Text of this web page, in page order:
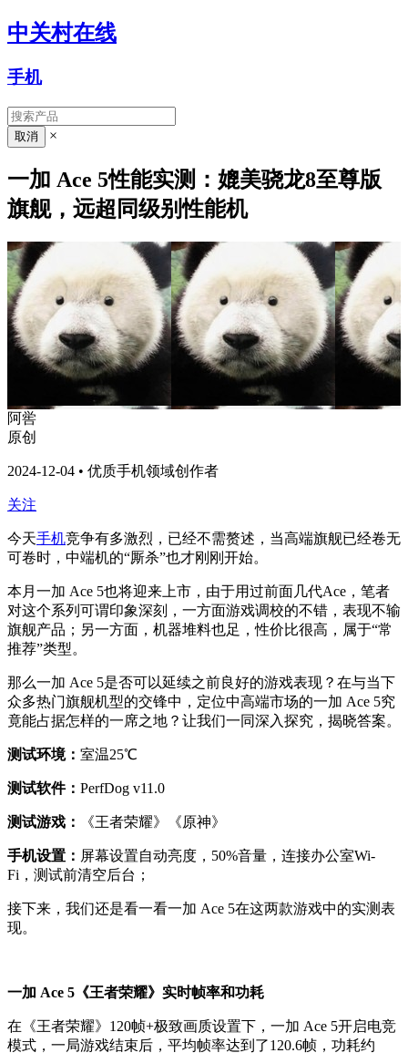
中关村在线
手机
×
一加 Ace 5性能实测：媲美骁龙8至尊版
旗舰，远超同级别性能机
阿喾
原创
2024-12-04 • 优质手机领域创作者
关注
今天手机竞争有多激烈，已经不需赘述，当高端旗舰已经卷无
可卷时，中端机的“厮杀”也才刚刚开始。
本月一加 Ace 5也将迎来上市，由于用过前面几代Ace，笔者
对这个系列可谓印象深刻，一方面游戏调校的不错，表现不输
旗舰产品；另一方面，机器堆料也足，性价比很高，属于“常
推荐”类型。
那么一加 Ace 5是否可以延续之前良好的游戏表现？在与当下
众多热门旗舰机型的交锋中，定位中高端市场的一加 Ace 5究
竟能占据怎样的一席之地？让我们一同深入探究，揭晓答案。
测试环境： 室温25℃
测试软件： PerfDog v11.0
测试游戏： 《王者荣耀》《原神》
手机设置： 屏幕设置自动亮度，50%音量，连接办公室Wi-
Fi，测试前清空后台；
接下来，我们还是看一看一加 Ace 5在这两款游戏中的实测表
现。
一加 Ace 5《王者荣耀》实时帧率和功耗
在《王者荣耀》120帧+极致画质设置下，一加 Ace 5开启电竞
模式，一局游戏结束后，平均帧率达到了120.6帧，功耗约